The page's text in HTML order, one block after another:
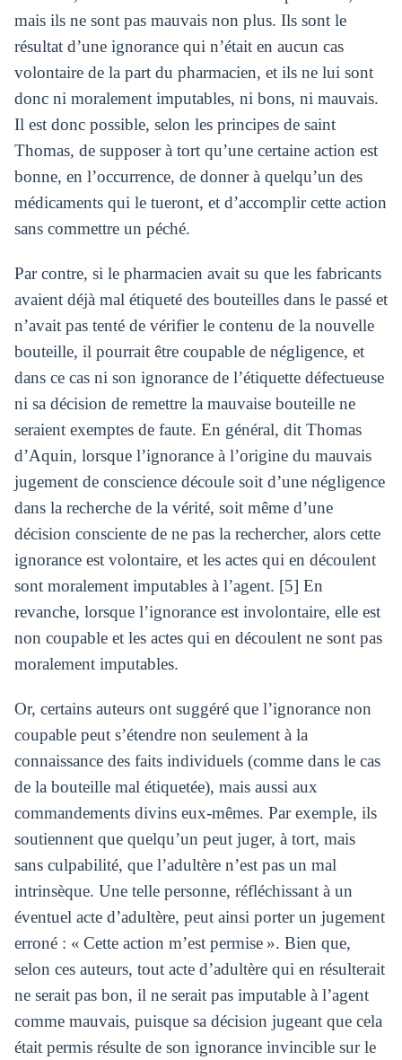
mais ils ne sont pas mauvais non plus. Ils sont le
résultat d’une ignorance qui n’était en aucun cas
volontaire de la part du pharmacien, et ils ne lui sont
donc ni moralement imputables, ni bons, ni mauvais.
Il est donc possible, selon les principes de saint
Thomas, de supposer à tort qu’une certaine action est
bonne, en l’occurrence, de donner à quelqu’un des
médicaments qui le tueront, et d’accomplir cette action
sans commettre un péché.
Par contre, si le pharmacien avait su que les fabricants
avaient déjà mal étiqueté des bouteilles dans le passé et
n’avait pas tenté de vérifier le contenu de la nouvelle
bouteille, il pourrait être coupable de négligence, et
dans ce cas ni son ignorance de l’étiquette défectueuse
ni sa décision de remettre la mauvaise bouteille ne
seraient exemptes de faute. En général, dit Thomas
d’Aquin, lorsque l’ignorance à l’origine du mauvais
jugement de conscience découle soit d’une négligence
dans la recherche de la vérité, soit même d’une
décision consciente de ne pas la rechercher, alors cette
ignorance est volontaire, et les actes qui en découlent
sont moralement imputables à l’agent. [5] En
revanche, lorsque l’ignorance est involontaire, elle est
non coupable et les actes qui en découlent ne sont pas
moralement imputables.
Or, certains auteurs ont suggéré que l’ignorance non
coupable peut s’étendre non seulement à la
connaissance des faits individuels (comme dans le cas
de la bouteille mal étiquetée), mais aussi aux
commandements divins eux-mêmes. Par exemple, ils
soutiennent que quelqu’un peut juger, à tort, mais
sans culpabilité, que l’adultère n’est pas un mal
intrinsèque. Une telle personne, réfléchissant à un
éventuel acte d’adultère, peut ainsi porter un jugement
erroné : « Cette action m’est permise ». Bien que,
selon ces auteurs, tout acte d’adultère qui en résulterait
ne serait pas bon, il ne serait pas imputable à l’agent
comme mauvais, puisque sa décision jugeant que cela
était permis résulte de son ignorance invincible sur le